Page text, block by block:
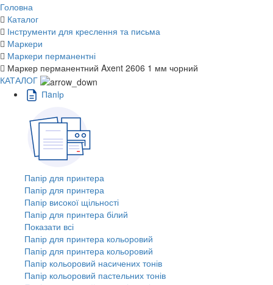
Головна
Каталог
Інструменти для креслення та письма
Маркери
Маркери перманентні
Маркер перманентний Axent 2606 1 мм чорний
КАТАЛОГ
Пaпiр
Папір для принтера
Папір для принтера
Папір високої щільності
Папір для принтера білий
Показати всі
Папір для принтера кольоровий
Папір для принтера кольоровий
Папір кольоровий насичених тонів
Папір кольоровий пастельних тонів